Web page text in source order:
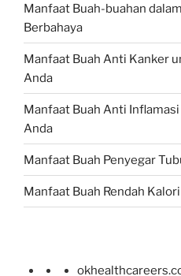
Manfaat Buah-buahan
Berbahaya
Manfaat Buah Anti Kanker
Anda
Manfaat Buah Anti
Anda
Manfaat Buah Penyegar
Manfaat Buah Rendah